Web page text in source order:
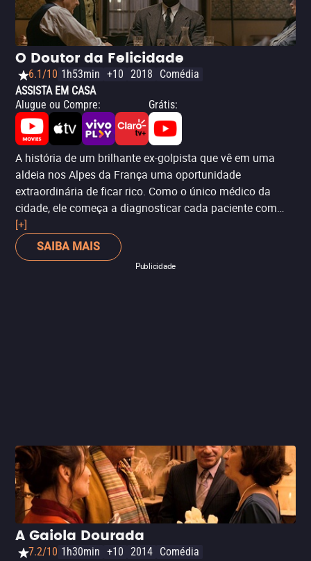
O Doutor da Felicidade
6.1/10 1h53min +10 2018
Comédia
ASSISTA EM CASA
Alugue ou Compre: Grátis:
A história de um brilhante ex-golpista que vê em uma
aldeia nos Alpes da França uma oportunidade
extraordinária de ficar rico. Como o único médico da
cidade, ele começa a diagnosticar cada paciente com
uma doença real ou imaginária. Carismático e muito
diferente de todos os habitantes, torna-se um sucesso.
Mas seu passado retorna para visitá-lo e pode custar
[+]
SAIBA MAIS
Publicidade
A Gaiola Dourada
7.2/10 1h30min +10 2014 Comédia